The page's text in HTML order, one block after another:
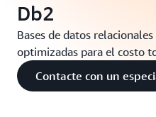
Db2
Bases de datos
optimizadas para el costo
Contacte con un